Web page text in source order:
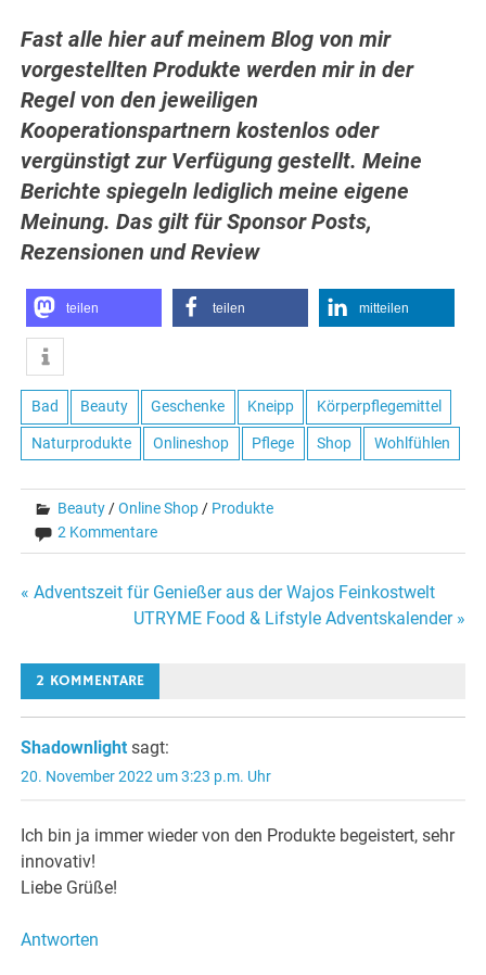
Fast alle hier auf meinem Blog von mir
vorgestellten Produkte werden mir in der
Regel von den jeweiligen
Kooperationspartnern kostenlos oder
vergünstigt zur Verfügung gestellt. Meine
Berichte spiegeln lediglich meine eigene
Meinung. Das gilt für Sponsor Posts,
Rezensionen und Review
teilen teilen mitteilen
Bad Beauty Geschenke Kneipp Körperpflegemittel
Naturprodukte Onlineshop Pflege Shop Wohlfühlen
Beauty /Online Shop / Produkte
2 Kommentare
Beitragsnavigation
« Adventszeit für Genießer aus der Wajos Feinkostwelt
UTRYME Food & Lifstyle Adventskalender »
2 KOMMENTARE
Shadownlight sagt:
20. November 2022 um 3:23 p.m. Uhr
Ich bin ja immer wieder von den Produkte begeistert, sehr
innovativ!
Liebe Grüße!
Antworten